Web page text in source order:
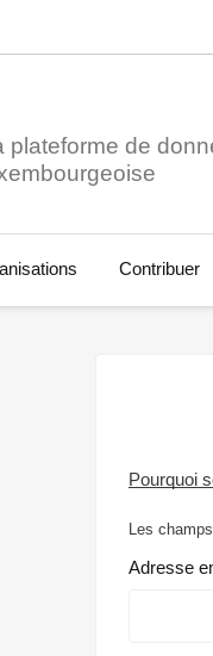
plateforme de
Contribuer
Pourquoi
Les
Adresse